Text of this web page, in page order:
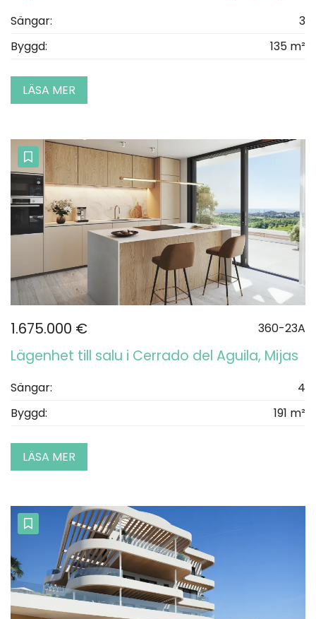
Sängar:
3
Byggd:
135 m²
LÄSA MER
1.675.000 € 360-23A
Lägenhet till salu i Cerrado del Aguila, Mijas
Sängar:
4
Byggd:
191 m²
LÄSA MER